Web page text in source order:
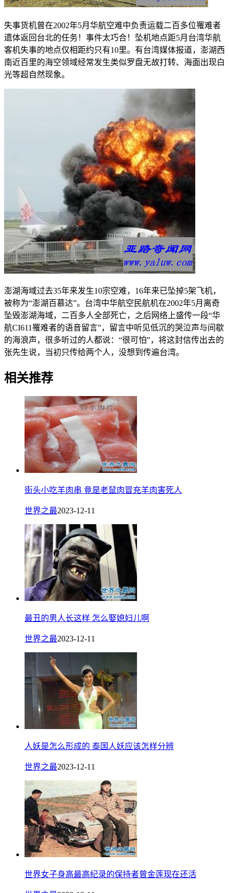
失事货机曾在2002年5月华航空难中负责运载二百多位罹难者
遗体返回台北的任务！事件太巧合！坠机地点距5月台湾华航
客机失事的地点仅相距约只有10里。有台湾媒体报道，澎湖西
南近百里的海空领域经常发生类似罗盘无故打转、海面出现白
光等超自然现象。
澎湖海域过去35年来发生10宗空难，16年来已坠掉5架飞机，
被称为“澎湖百慕达”。台湾中华航空民航机在2002年5月离奇
坠毁澎湖海域，二百多人全部死亡，之后网络上盛传一段“华
航CI611罹难者的语音留言”，留言中听见低沉的哭泣声与间歇
的海浪声，很多听过的人都说：“很可怕”，将这封信传出去的
张先生说，当初只传给两个人，没想到传遍台湾。
相关推荐
街头小吃羊肉串 竟是老鼠肉冒充羊肉害死人
世界之最2023-12-11
最丑的男人长这样 怎么娶媳妇儿啊
世界之最2023-12-11
人妖是怎么形成的 泰国人妖应该怎样分辨
世界之最2023-12-11
世界女子身高最高纪录的保持者曾金莲现在还活